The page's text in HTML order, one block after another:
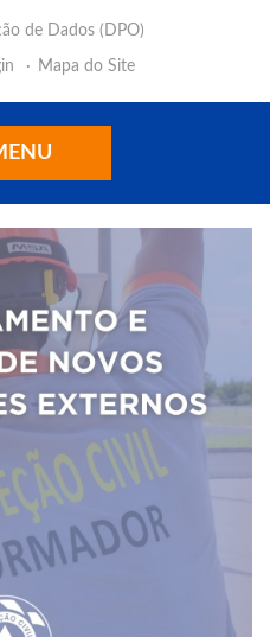
de Dados (DPO)
Mapa do Site